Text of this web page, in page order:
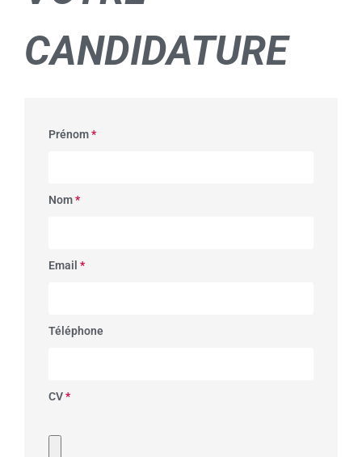
CANDIDATURE
Prénom*
Nom*
Email *
Téléphone
CV*